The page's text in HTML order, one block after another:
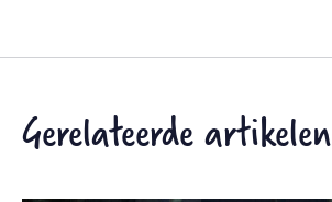
Gerelateerde artikelen